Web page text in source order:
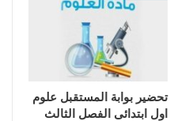
تحضير بوابة المستقبل علوم
اول ابتدائى الفصل الثالث